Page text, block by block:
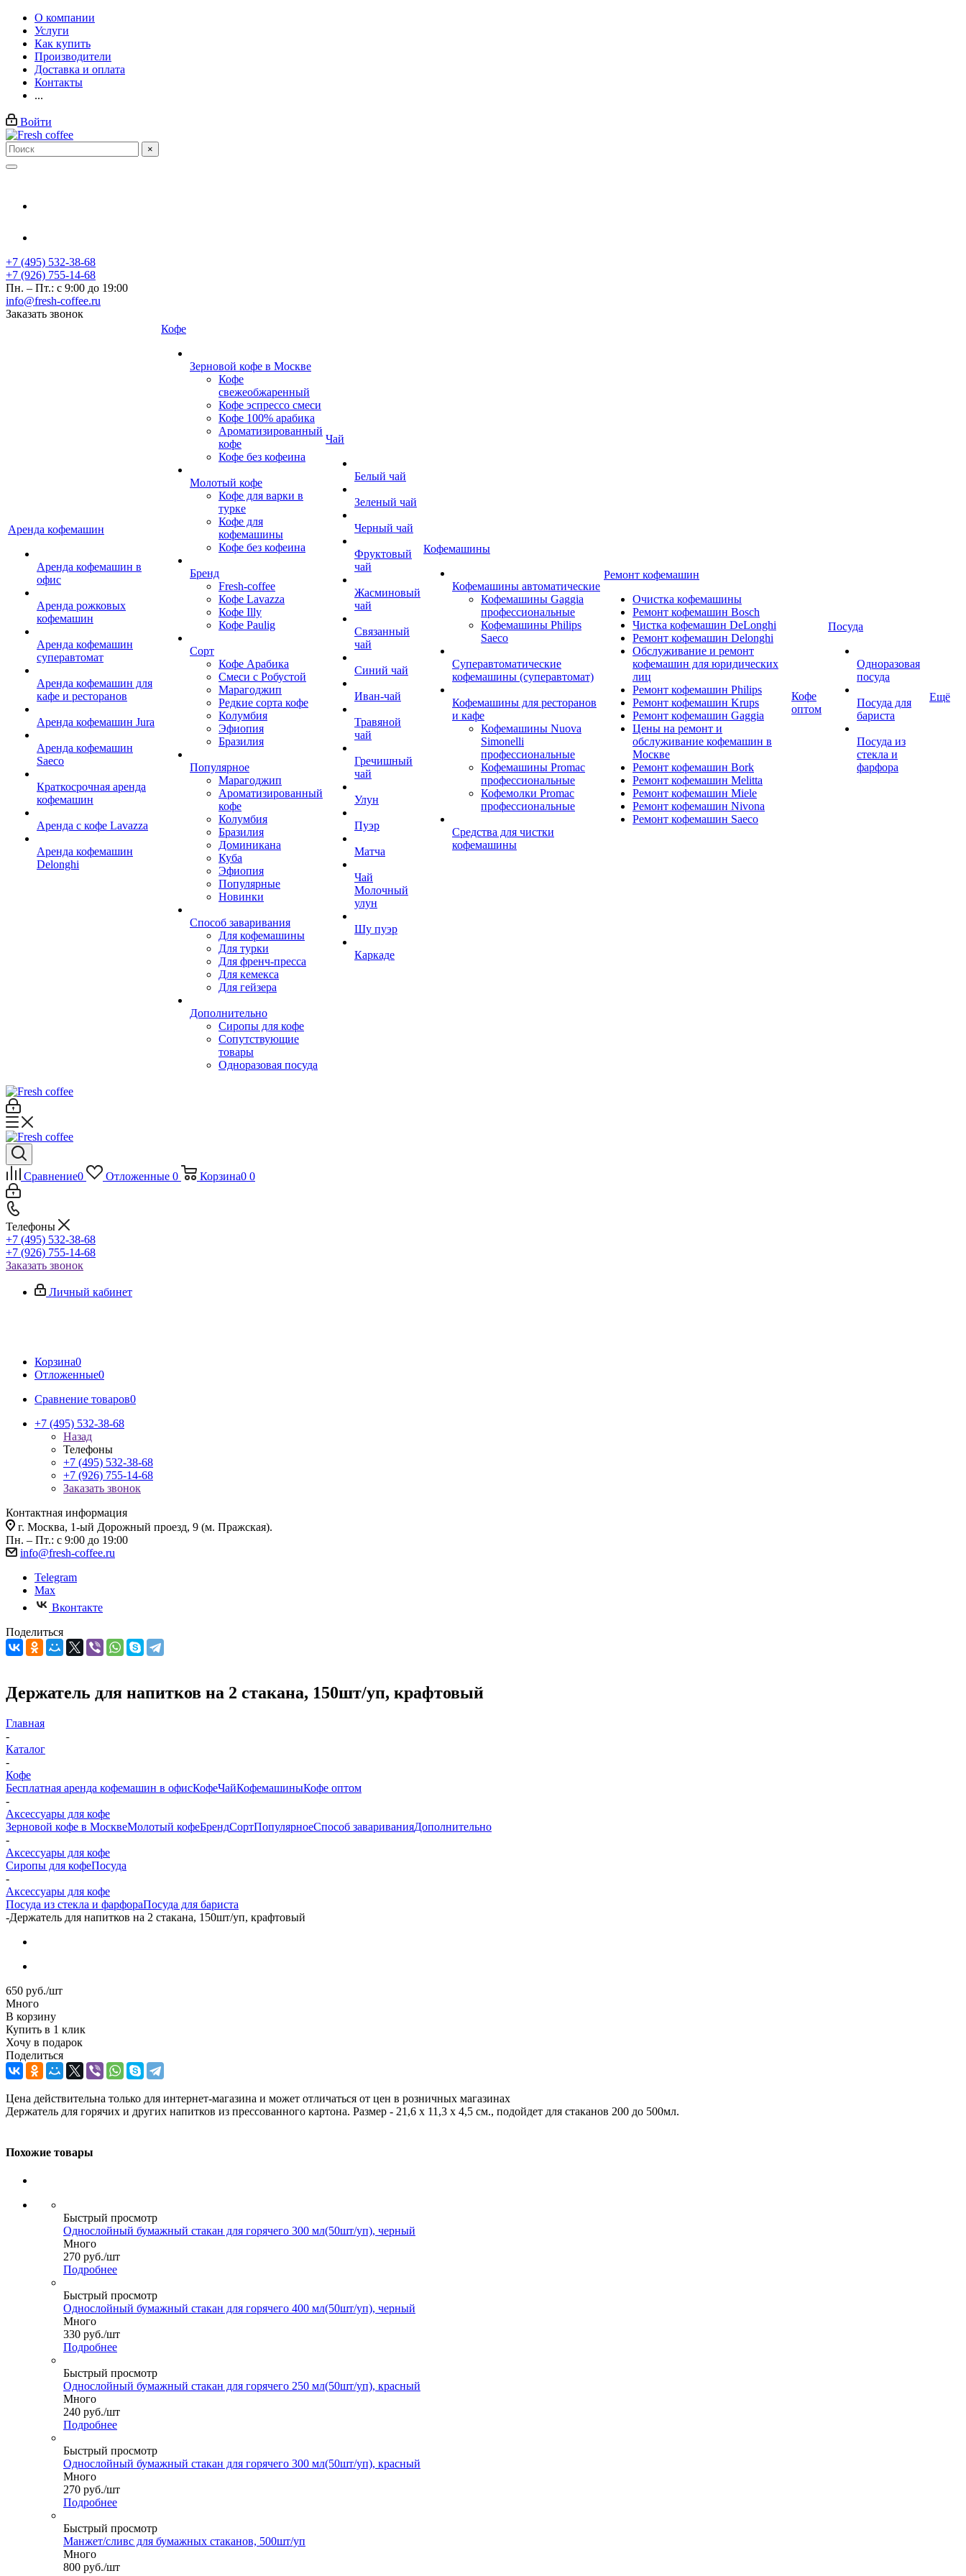
О компании
Услуги
Как купить
Производители
Доставка и оплата
Контакты
...
Войти
×
+7 (495) 532-38-68
+7 (926) 755-14-68
Пн. – Пт.: с 9:00 до 19:00
info@fresh-coffee.ru
Заказать звонок
Аренда кофемашин
Аренда кофемашин в
офис
Аренда рожковых
кофемашин
Аренда кофемашин
суперавтомат
Аренда кофемашин для
кафе и ресторанов
Аренда кофемашин Jura
Аренда кофемашин
Saeco
Краткосрочная аренда
кофемашин
Аренда с кофе Lavazza
Аренда кофемашин
Delonghi
Кофе
Зерновой кофе в Москве
Кофе
свежеобжаренный
Кофе эспрессо смеси
Кофе 100% арабика
Ароматизированный
кофе
Кофе без кофеина
Молотый кофе
Кофе для варки в
турке
Кофе для
кофемашины
Кофе без кофеина
Бренд
Fresh-coffee
Кофе Lavazza
Кофе Illy
Кофе Paulig
Сорт
Кофе Арабика
Смеси с Робустой
Марагоджип
Редкие сорта кофе
Колумбия
Эфиопия
Бразилия
Популярное
Марагоджип
Ароматизированный
кофе
Колумбия
Бразилия
Доминикана
Куба
Эфиопия
Популярные
Новинки
Способ заваривания
Для кофемашины
Для турки
Для френч-пресса
Для кемекса
Для гейзера
Дополнительно
Сиропы для кофе
Сопутствующие
товары
Одноразовая посуда
Чай
Белый чай
Зеленый чай
Черный чай
Фруктовый
чай
Жасминовый
чай
Связанный
чай
Синий чай
Иван-чай
Травяной
чай
Гречишный
чай
Улун
Пуэр
Матча
Чай
Молочный
улун
Шу пуэр
Каркаде
Кофемашины
Кофемашины автоматические
Кофемашины Gaggia
профессиональные
Кофемашины Philips
Saeco
Суперавтоматические
кофемашины (суперавтомат)
Кофемашины для ресторанов
и кафе
Кофемашины Nuova
Simonelli
профессиональные
Кофемашины Promac
профессиональные
Кофемолки Promac
профессиональные
Средства для чистки
кофемашины
Ремонт кофемашин
Очистка кофемашины
Ремонт кофемашин Bosch
Чистка кофемашин DeLonghi
Ремонт кофемашин Delonghi
Обслуживание и ремонт
кофемашин для юридических
лиц
Ремонт кофемашин Philips
Ремонт кофемашин Krups
Ремонт кофемашин Gaggia
Цены на ремонт и
обслуживание кофемашин в
Москве
Ремонт кофемашин Bork
Ремонт кофемашин Melitta
Ремонт кофемашин Miele
Ремонт кофемашин Nivona
Ремонт кофемашин Saeco
Кофе
оптом
Посуда
Одноразовая
посуда
Посуда для
бариста
Посуда из
стекла и
фарфора
Ещё
Сравнение0 Отложенные 0 Корзина0 0
Телефоны
+7 (495) 532-38-68
+7 (926) 755-14-68
Заказать звонок
Личный кабинет
Корзина0
Отложенные0
Сравнение товаров0
+7 (495) 532-38-68
Назад
Телефоны
+7 (495) 532-38-68
+7 (926) 755-14-68
Заказать звонок
Контактная информация
г. Москва, 1-ый Дорожный проезд, 9 (м. Пражская).
Пн. – Пт.: с 9:00 до 19:00
info@fresh-coffee.ru
Telegram
Max
Вконтакте
Поделиться
Держатель для напитков на 2 стакана, 150шт/уп, крафтовый
Главная
-
Каталог
-
Кофе
Бесплатная аренда кофемашин в офисКофеЧайКофемашиныКофе оптом
-
Аксессуары для кофе
Зерновой кофе в МосквеМолотый кофеБрендСортПопулярноеСпособ завариванияДополнительно
-
Аксессуары для кофе
Сиропы для кофеПосуда
-
Аксессуары для кофе
Посуда из стекла и фарфораПосуда для бариста
-Держатель для напитков на 2 стакана, 150шт/уп, крафтовый
650 руб./шт
Много
В корзину
Купить в 1 клик
Хочу в подарок
Поделиться
Цена действительна только для интернет-магазина и может отличаться от цен в розничных магазинах
Держатель для горячих и других напитков из прессованного картона. Размер - 21,6 x 11,3 x 4,5 см., подойдет для стаканов 200 до 500мл.
Похожие товары
Быстрый просмотр
Однослойный бумажный стакан для горячего 300 мл(50шт/уп), черный
Много
270 руб./шт
Подробнее
Быстрый просмотр
Однослойный бумажный стакан для горячего 400 мл(50шт/уп), черный
Много
330 руб./шт
Подробнее
Быстрый просмотр
Однослойный бумажный стакан для горячего 250 мл(50шт/уп), красный
Много
240 руб./шт
Подробнее
Быстрый просмотр
Однослойный бумажный стакан для горячего 300 мл(50шт/уп), красный
Много
270 руб./шт
Подробнее
Быстрый просмотр
Манжет/сливс для бумажных стаканов, 500шт/уп
Много
800 руб./шт